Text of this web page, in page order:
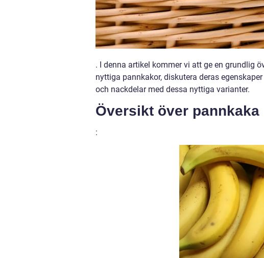
. I denna artikel kommer vi att ge en grundlig
nyttiga pannkakor, diskutera deras
och nackdelar med dessa nyttiga varianter.
Översikt över pannkaka
: